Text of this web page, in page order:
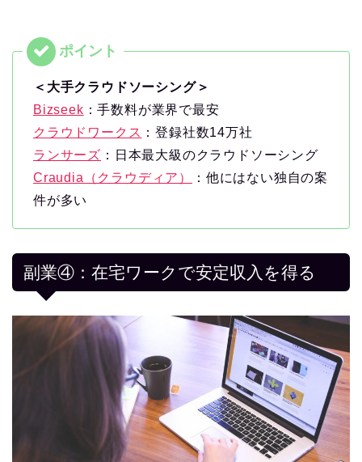
＜大手クラウドソーシング＞
Bizseek ：手数料が業界で最安
クラウドワークス ：登録社数14万社
ランサーズ ：日本最大級のクラウドソーシング
Craudia（クラウディア）
：他にはない独自の案
件が多い
副業④：在宅ワークで安定収入を得る